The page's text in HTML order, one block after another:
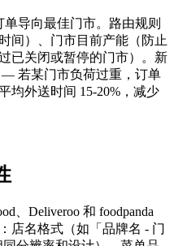
导向最佳门市。路由规则
间）、门市目前产能（防止
已关闭或暂停的门市）。新
若某门市负荷过重，订单
均外送时间 15-20%，减少
、Deliveroo 和 foodpanda
店名格式（如「品牌名 - 门